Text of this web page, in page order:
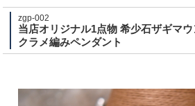
zgp-002
当店オリジナル1点物 希少石ザギマ
クラメ編みペンダント